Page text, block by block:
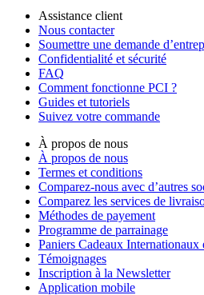
Assistance client
Nous contacter
Soumettre une demande
Confidentialité et sécurité
FAQ
Comment fonctionne PCI ?
Guides et tutoriels
Suivez votre commande
À propos de nous
À propos de nous
Termes et conditions
Comparez-nous avec d’autres
Comparez les services de
Méthodes de payement
Programme de parrainage
Paniers Cadeaux Internationaux
Témoignages
Inscription à la Newsletter
Application mobile